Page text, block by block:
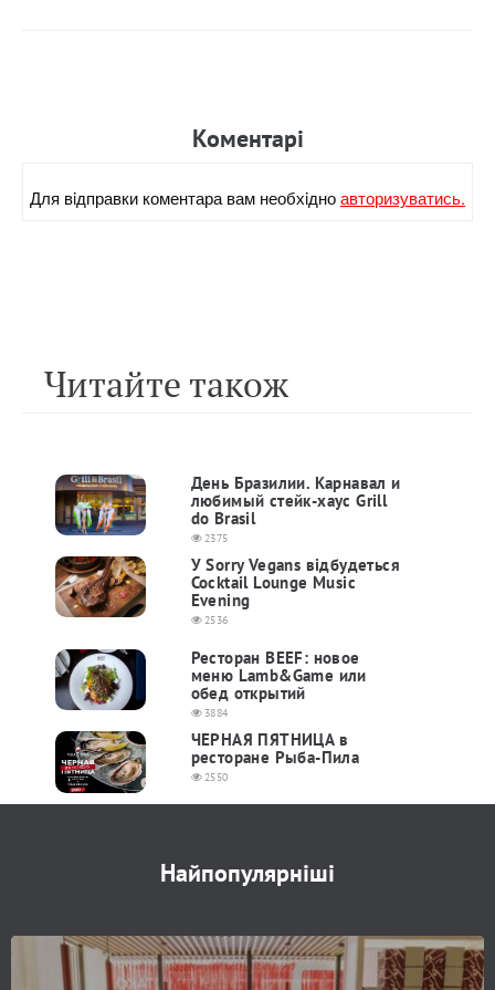
Коментарi
Для вiдправки коментара вам необхiдноавторизуватись.
Читайте також
День Бразилии. Карнавал и
любимый стейк-хаус Grill
do Brasil
2375
У Sorry Vegans відбудеться
Cocktail Lounge Music
Evening
2536
Ресторан BEEF: новое
меню Lamb&Game или
обед открытий
3884
ЧЕРНАЯ ПЯТНИЦА в
ресторане Рыба-Пила
2550
Найпопулярніші